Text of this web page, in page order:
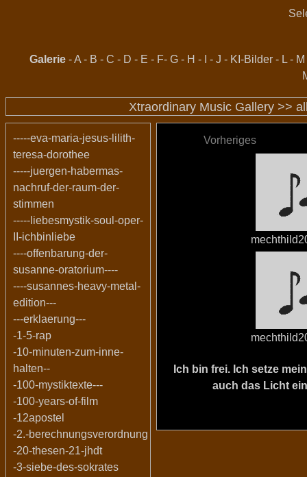
Galerie -A - B - C - D - E - F- G - H - - J - KI-Bilder - L - M
Xtraordinary Music Gallery >>
-----eva-maria-jesus-lilith-
teresa-dorothee
-----juergen-habermas-
nachruf-der-raum-der-
stimmen
-----liebesmystik-soul-oper-
II-ichbinliebe
----offenbarung-der-
susanne-oratorium----
----susannes-heavy-metal-
edition---
---erklaerung---
-1-5-rap
-10-minuten-zum-inne-
halten--
-100-mystiktexte---
-100-years-of-film
-12apostel
-2.-berechnungsverordnung
-20-thesen-21-jhdt
-3-siebe-des-sokrates
Vorheriges
Ich bin frei. Ich setze
auch das Licht